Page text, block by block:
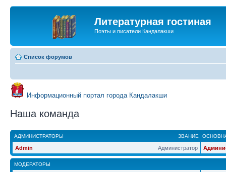
Литературная гостиная
Поэты и писатели Кандалакши
Список форумов
Информационный портал города Кандалакши
Наша команда
ЗВАНИЕ
АДМИНИСТРАТОРЫ
Администратор
Admin
МОДЕРАТОРЫ